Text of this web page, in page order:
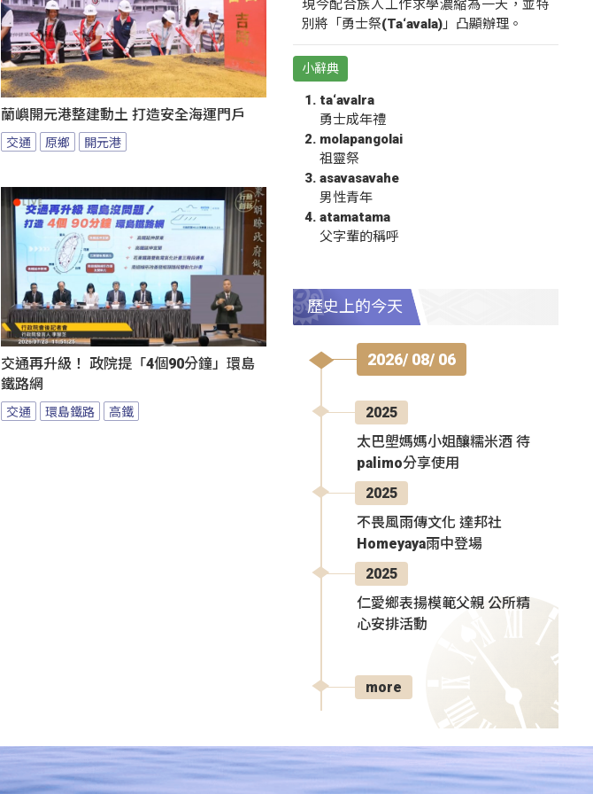
蘭嶼開元港整建動土 打造安全海運門戶
交通 原鄉 開元港
交通再升級！ 政院提「4個90分鐘」環島
鐵路網
交通 環島鐵路 高鐵
現今配合族人工作求學濃縮為一天，並特
別將「勇士祭(Ta‘avala)」凸顯辦理。
小辭典
ta‘avalra
勇士成年禮
molapangolai
祖靈祭
asavasavahe
男性青年
atamatama
父字輩的稱呼
歷史上的今天
2026/ 08/ 06
2025
太巴塱媽媽小姐釀糯米酒 待
palimo分享使用
2025
不畏風雨傳文化 達邦社
Homeyaya雨中登場
2025
仁愛鄉表揚模範父親 公所精
心安排活動
more